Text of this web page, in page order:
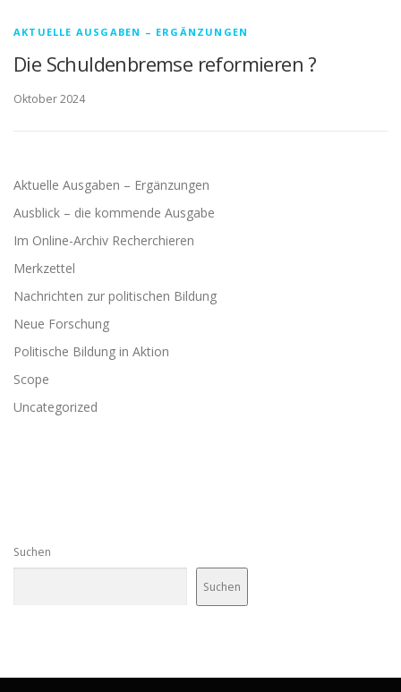
AKTUELLE AUSGABEN – ERGÄNZUNGEN
Die Schuldenbremse reformieren ?
Oktober 2024
Aktuelle Ausgaben – Ergänzungen
Ausblick – die kommende Ausgabe
Im Online-Archiv Recherchieren
Merkzettel
Nachrichten zur politischen Bildung
Neue Forschung
Politische Bildung in Aktion
Scope
Uncategorized
Suchen
Suchen